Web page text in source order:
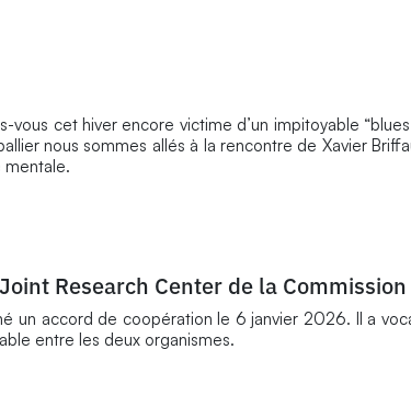
cet hiver encore victime d’un impitoyable
nous sommes allés à la rencontre de Xavier
mentale.
Research Center de la
un accord de coopération le 6 janvier 2026. Il a
entre les deux organismes.